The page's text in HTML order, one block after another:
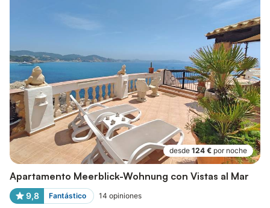
desde 124 € por noche
Apartamento Meerblick-Wohnung con Vistas al Mar
9,8 Fantástico 14 opiniones